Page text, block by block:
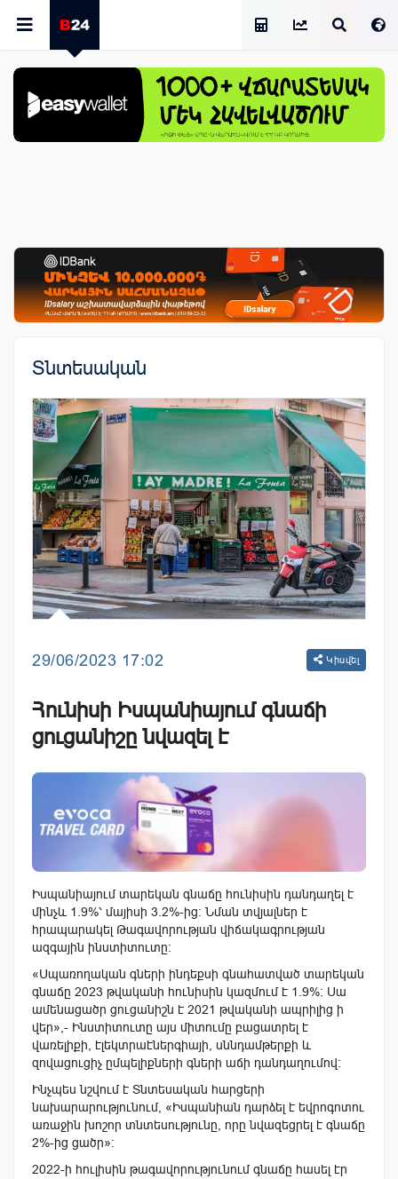
Տնտեսական
29/06/2023 17:02 Կիսվել
Հունիսի Իսպանիայում գնաճի
ցուցանիշը նվազել է
Իսպանիայում տարեկան գնաճը հունիսին դանդաղել է
մինչև 1.9%՝ մայիսի 3.2%-ից։ Նման տվյալներ է
հրապարակել Թագավորության վիճակագրության
ազգային ինստիտուտը։
«Սպառողական գների ինդեքսի գնահատված տարեկան
գնաճը 2023 թվականի հունիսին կազմում է 1.9%: Սա
ամենացածր ցուցանիշն է 2021 թվականի ապրիլից ի
վեր»,- Ինստիտուտը այս միտումը բացատրել է
վառելիքի, էլեկտրաէներգիայի, սննդամթերքի և
զովացուցիչ ըմպելիքների գների աճի դանդաղումով։
Ինչպես նշվում է Տնտեսական հարցերի
նախարարությունում, «Իսպանիան դարձել է եվրոգոտու
առաջին խոշոր տնտեսությունը, որը նվազեցրել է գնաճը
2%-ից ցածր»։
2022-ի հուլիսին թագավորությունում գնաճը հասել էր